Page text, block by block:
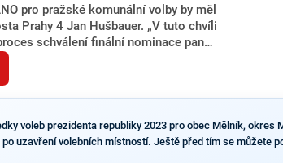
pro pražské komunální volby by měl
Prahy 4 Jan Hušbauer. „V tuto chvíli
schválení finální nominace pana
Výborem hnutí ANO,“ uvedl pro
pražského ANO Martin
se spekulovalo jako o
nejasností v majetkových
bytů Ondřej Prokop. Zároveň
voleb prezidenta republiky 2023 pro obec Mělník, okres
uzavření volebních místností. Ještě před tím se můžete